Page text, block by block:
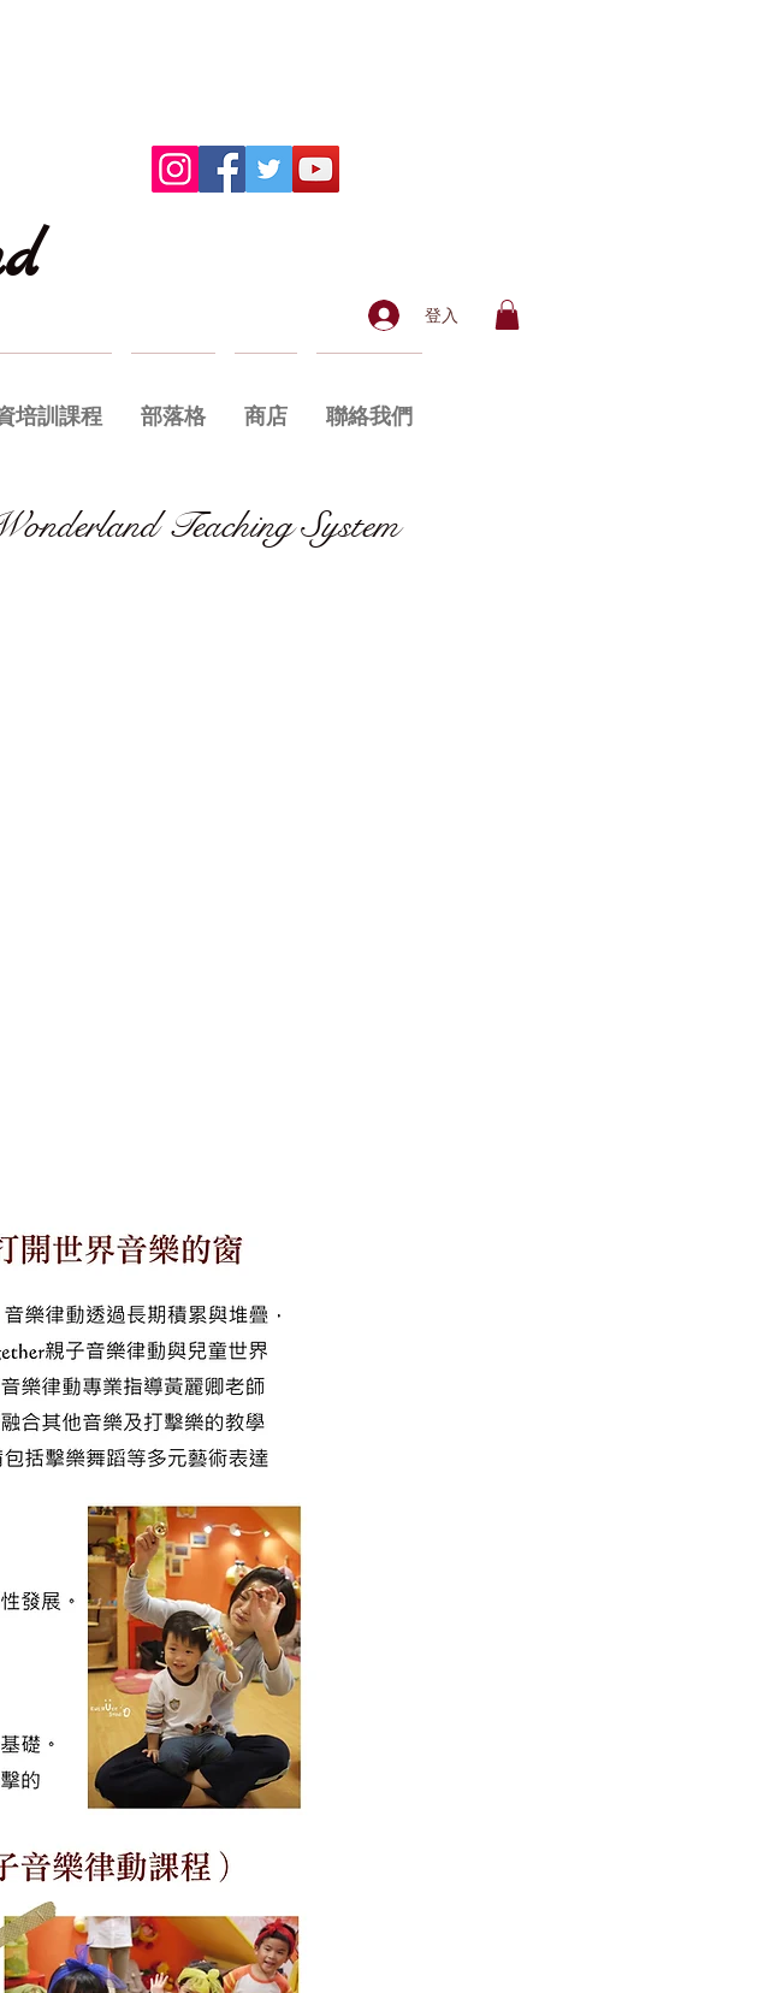
登入
培訓課程 部落格 商店 聯絡我們
Teaching System